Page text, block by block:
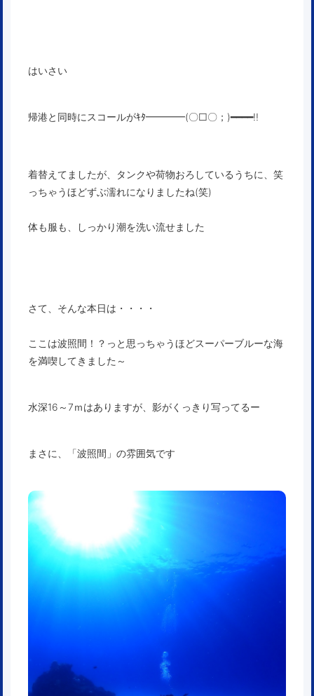
はいさい
帰港と同時にスコールがｷﾀ━━━━(〇□〇；)━━━━!!
着替えてましたが、タンクや荷物おろしているうちに、笑
っちゃうほどずぶ濡れになりましたね(笑)
体も服も、しっかり潮を洗い流せました
さて、そんな本日は・・・・
ここは波照間！？っと思っちゃうほどスーパーブルーな海
を満喫してきました～
水深16～7ｍはありますが、影がくっきり写ってるー
まさに、「波照間」の雰囲気です